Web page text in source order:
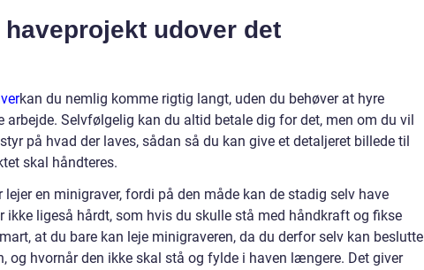
udover det
kan du nemlig komme rigtig langt, uden du behøver at hyre
Selvfølgelig kan du altid betale dig for det, men om du vil
på hvad der laves, sådan så du kan give et detaljeret billede til
skal håndteres.
en minigraver, fordi på den måde kan de stadig selv have
ikke ligeså hårdt, som hvis du skulle stå med håndkraft og fikse
at du bare kan leje minigraveren, da du derfor selv kan beslutte
og hvornår den ikke skal stå og fylde i haven længere. Det giver